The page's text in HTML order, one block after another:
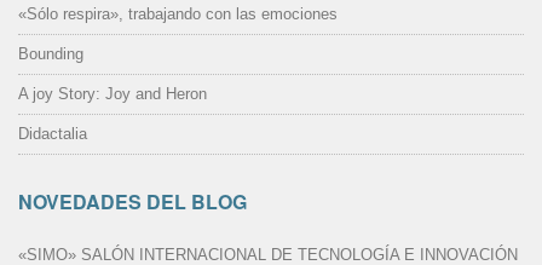
«Sólo respira», trabajando con las emociones
Bounding
A joy Story: Joy and Heron
Didactalia
NOVEDADES DEL BLOG
«SIMO» SALÓN INTERNACIONAL DE TECNOLOGÍA E INNOVACIÓN